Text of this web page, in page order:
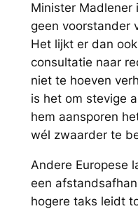
Minister Madlener
geen voorstander
Het lijkt er dan
consultatie naar
niet te hoeven
is het om stevige
hem aansporen
wél zwaarder te
Andere Europese
een
hogere taks leidt